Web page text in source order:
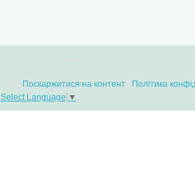
Поскаржитися на контент
Політика
Select Language ▼